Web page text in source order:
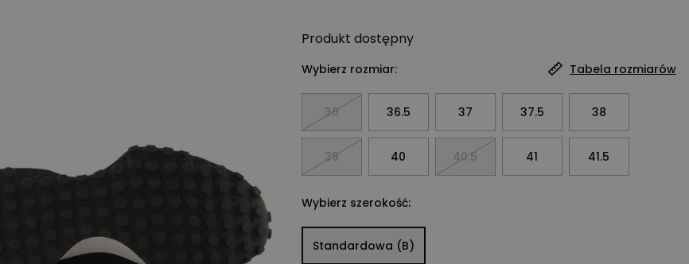
Produkt dostępny
Wybierz rozmiar: Tabela rozmiarów
36 36.5 37 37.5 38
39 40 40.5 41 41.5
Wybierz szerokość:
Standardowa (B)